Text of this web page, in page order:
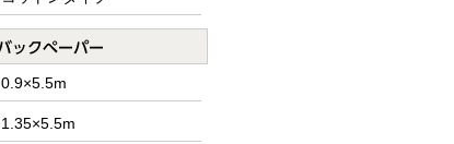
0.9×5.5m
1.35×5.5m